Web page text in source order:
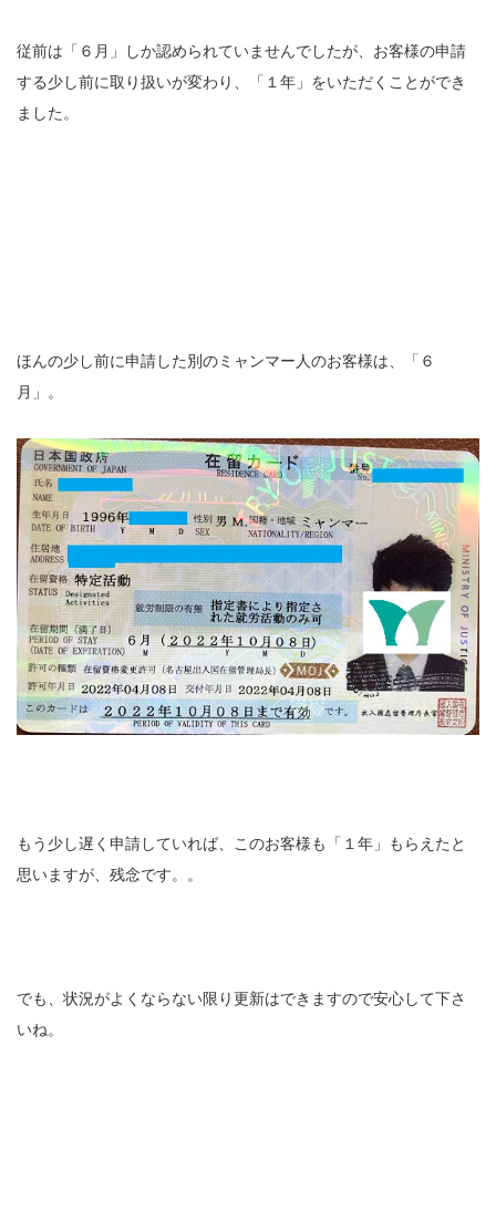
従前は「６月」しか認められていませんでしたが、お客様の申請
する少し前に取り扱いが変わり、「１年」をいただくことができ
ました。
ほんの少し前に申請した別のミャンマー人のお客様は、「６
月」。
もう少し遅く申請していれば、このお客様も「１年」もらえたと
思いますが、残念です。。
でも、状況がよくならない限り更新はできますので安心して下さ
いね。